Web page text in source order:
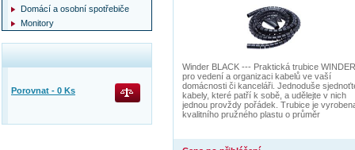
Winder BLACK --- Praktická trubice WINDER
pro vedení a organizaci kabelů ve vaší
domácnosti či kanceláři. Jednoduše
kabely, které patří k sobě, a udělejte v nich
jednou provždy pořádek. Trubice je
kvalitního pružného plastu o průměr
Domácí a osobní spotřebiče
Monitory
Porovnat - 0 Ks